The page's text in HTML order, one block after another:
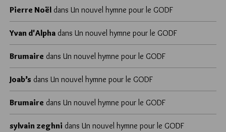
Pierre Noël dans Un nouvel hymne pour le GODF
Yvan d'Alpha dans Un nouvel hymne pour le GODF
Brumaire dans Un nouvel hymne pour le GODF
Joab’s dans Un nouvel hymne pour le GODF
Brumaire dans Un nouvel hymne pour le GODF
sylvain zeghni dans Un nouvel hymne pour le GODF